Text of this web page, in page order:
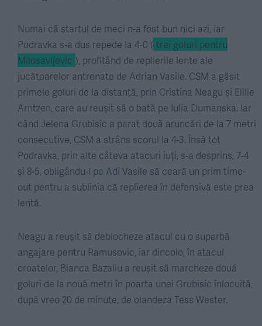
Numai că startul de meci n-a fost bun nici azi, iar
Podravka s-a dus repede la 4-0 ( trei goluri pentru
Milosavljevic ), profitând de replierile lente ale
jucătoarelor antrenate de Adrian Vasile. CSM a găsit
primele goluri de la distanță, prin Cristina Neagu și Elilie
Arntzen, care au reușit să o bată pe Iulia Dumanska. Iar
când Jelena Grubisic a parat două aruncări de la 7 metri
consecutive, CSM a strâns scorul la 4-3. Însă tot
Podravka, prin alte câteva atacuri iuți, s-a desprins, 7-4
și 8-5, obligându-l pe Adi Vasile să ceară un prim time-
out pentru a sublinia că replierea în defensivă este prea
lentă.
Neagu a reușit să deblocheze atacul cu o superbă
angajare pentru Ramusovic, iar dincolo, în atacul
croatelor, Bianca Bazaliu a reușit să marcheze două
goluri de la nouă metri în poarta unei Grubisic înlocuită,
după vreo 20 de minute, de olandeza Tess Wester.